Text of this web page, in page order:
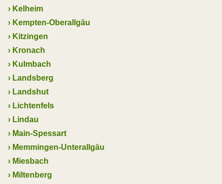
› Kelheim
› Kempten-Oberallgäu
› Kitzingen
› Kronach
› Kulmbach
› Landsberg
› Landshut
› Lichtenfels
› Lindau
› Main-Spessart
› Memmingen-Unterallgäu
› Miesbach
› Miltenberg